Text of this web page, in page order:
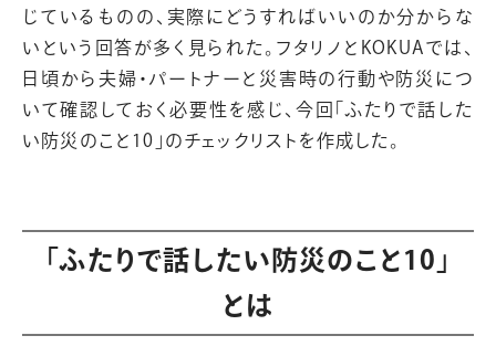
じているものの、実際にどうすればいいのか分からな
いという回答が多く見られた。フタリノとKOKUAでは、
日頃から夫婦・パートナーと災害時の行動や防災につ
いて確認しておく必要性を感じ、今回「ふたりで話した
い防災のこと10」のチェックリストを作成した。
「ふたりで話したい防災のこと10」
とは